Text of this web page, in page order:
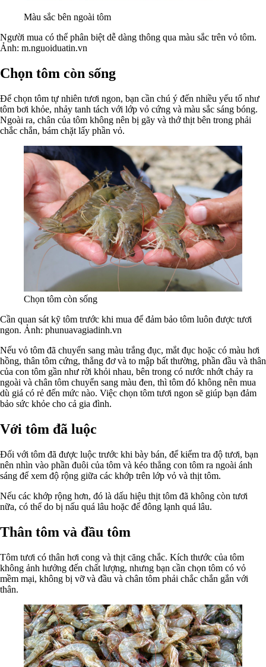
Màu sắc bên ngoài tôm
Người mua có thể phân biệt dễ dàng thông qua màu sắc trên vỏ tôm.
Ảnh: m.nguoiduatin.vn
Chọn tôm còn sống
Để chọn tôm tự nhiên tươi ngon, bạn cần chú ý đến nhiều yếu tố như
tôm bơi khỏe, nhảy tanh tách với lớp vỏ cứng và màu sắc sáng bóng.
Ngoài ra, chân của tôm không nên bị gãy và thớ thịt bên trong phải
chắc chắn, bám chặt lấy phần vỏ.
Chọn tôm còn sống
Cần quan sát kỹ tôm trước khi mua để đảm bảo tôm luôn được tươi
ngon. Ảnh: phunuavagiadinh.vn
Nếu vỏ tôm đã chuyển sang màu trắng đục, mắt đục hoặc có màu hơi
hồng, thân tôm cứng, thẳng đơ và to mập bất thường, phần đầu và thân
của con tôm gần như rời khỏi nhau, bên trong có nước nhớt chảy ra
ngoài và chân tôm chuyển sang màu đen, thì tôm đó không nên mua
dù giá có rẻ đến mức nào. Việc chọn tôm tươi ngon sẽ giúp bạn đảm
bảo sức khỏe cho cả gia đình.
Với tôm đã luộc
Đối với tôm đã được luộc trước khi bày bán, để kiểm tra độ tươi, bạn
nên nhìn vào phần đuôi của tôm và kéo thẳng con tôm ra ngoài ánh
sáng để xem độ rộng giữa các khớp trên lớp vỏ và thịt tôm.
Nếu các khớp rộng hơn, đó là dấu hiệu thịt tôm đã không còn tươi
nữa, có thể do bị nấu quá lâu hoặc để đông lạnh quá lâu.
Thân tôm và đầu tôm
Tôm tươi có thân hơi cong và thịt căng chắc. Kích thước của tôm
không ảnh hưởng đến chất lượng, nhưng bạn cần chọn tôm có vỏ
mềm mại, không bị vỡ và đầu và chân tôm phải chắc chắn gắn với
thân.